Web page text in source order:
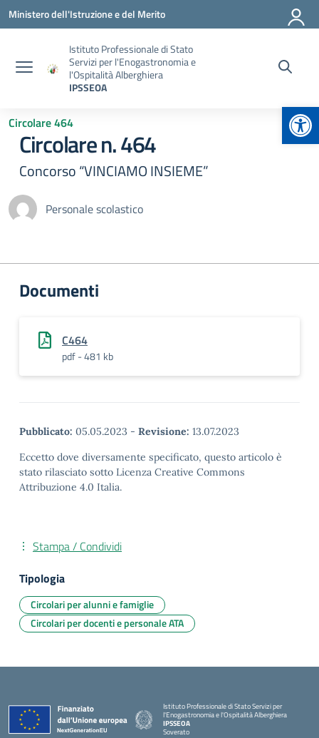
Vai ai contenuti
Vai al menu di navigazione
Vai al footer
Ministero dell'Istruzione e del Merito
Istituto Professionale di Stato
Servizi per l'Enogastronomia e
l'Ospitalità Alberghiera
IPSSEOA
Circolare 464
Circolare n. 464
Concorso “VINCIAMO INSIEME”
Personale scolastico
Documenti
C464
pdf - 481 kb
Pubblicato: 05.05.2023 - Revisione: 13.07.2023
Eccetto dove diversamente specificato, questo articolo è
stato rilasciato sotto Licenza Creative Commons
Attribuzione 4.0 Italia.
Stampa / Condividi
Tipologia
Circolari per alunni e famiglie
Circolari per docenti e personale ATA
Istituto Professionale di Stato Servizi per
l'Enogastronomia e l'Ospitalità Alberghiera
IPSSEOA
Soverato